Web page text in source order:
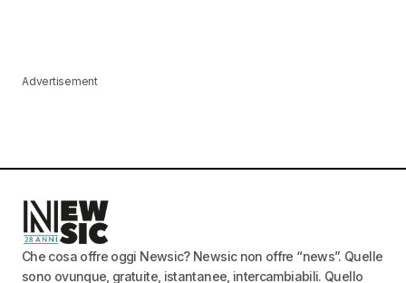
Advertisement
Che cosa offre oggi Newsic? Newsic non offre “news”. Quelle
sono ovunque, gratuite, istantanee, intercambiabili. Quello